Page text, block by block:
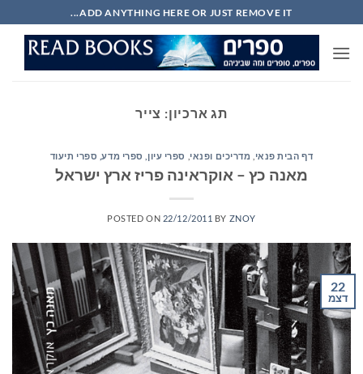
to
content
ADD ANYTHING HERE OR JUST REMOVE IT...
תג ארכיון: צייר
דף הבית פנאי מדריכים ופנאי ספרי עיון, ספרי מדע, ספרי תיעוד
מאנה כץ – אוקראינה פריז ארץ ישראל
POSTED ON 22/12/2011 BY ZNOY
22
דצמ